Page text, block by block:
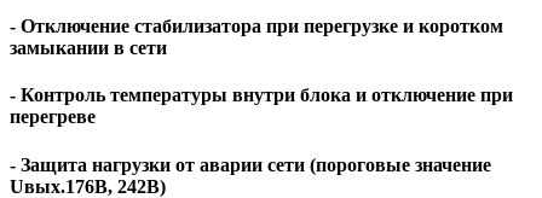
- Отключение стабилизатора при перегрузке и коротком
замыкании в сети
- Контроль температуры внутри блока и отключение при
перегреве
- Защита нагрузки от аварии сети (пороговые значение
Uвых.176В, 242В)